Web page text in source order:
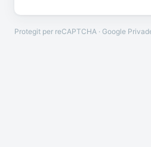
Protegit per reCAPTCHA · Google